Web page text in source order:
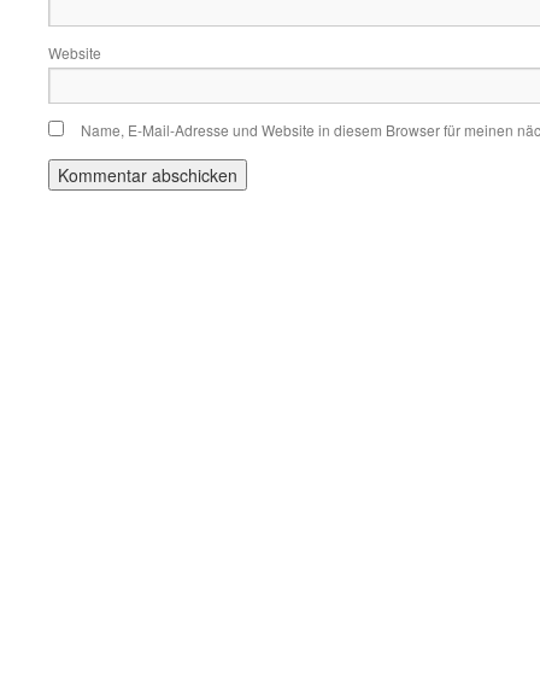
Website
Name, E-Mail-Adresse und Website in diesem Browser für meinen